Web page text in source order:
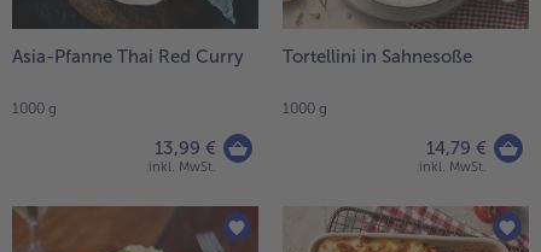
Asia-Pfanne Thai Red Curry
1000 g
13,99 €
inkl. MwSt.
Tortellini in Sahnesoße
1000 g
14,79 €
inkl. MwSt.